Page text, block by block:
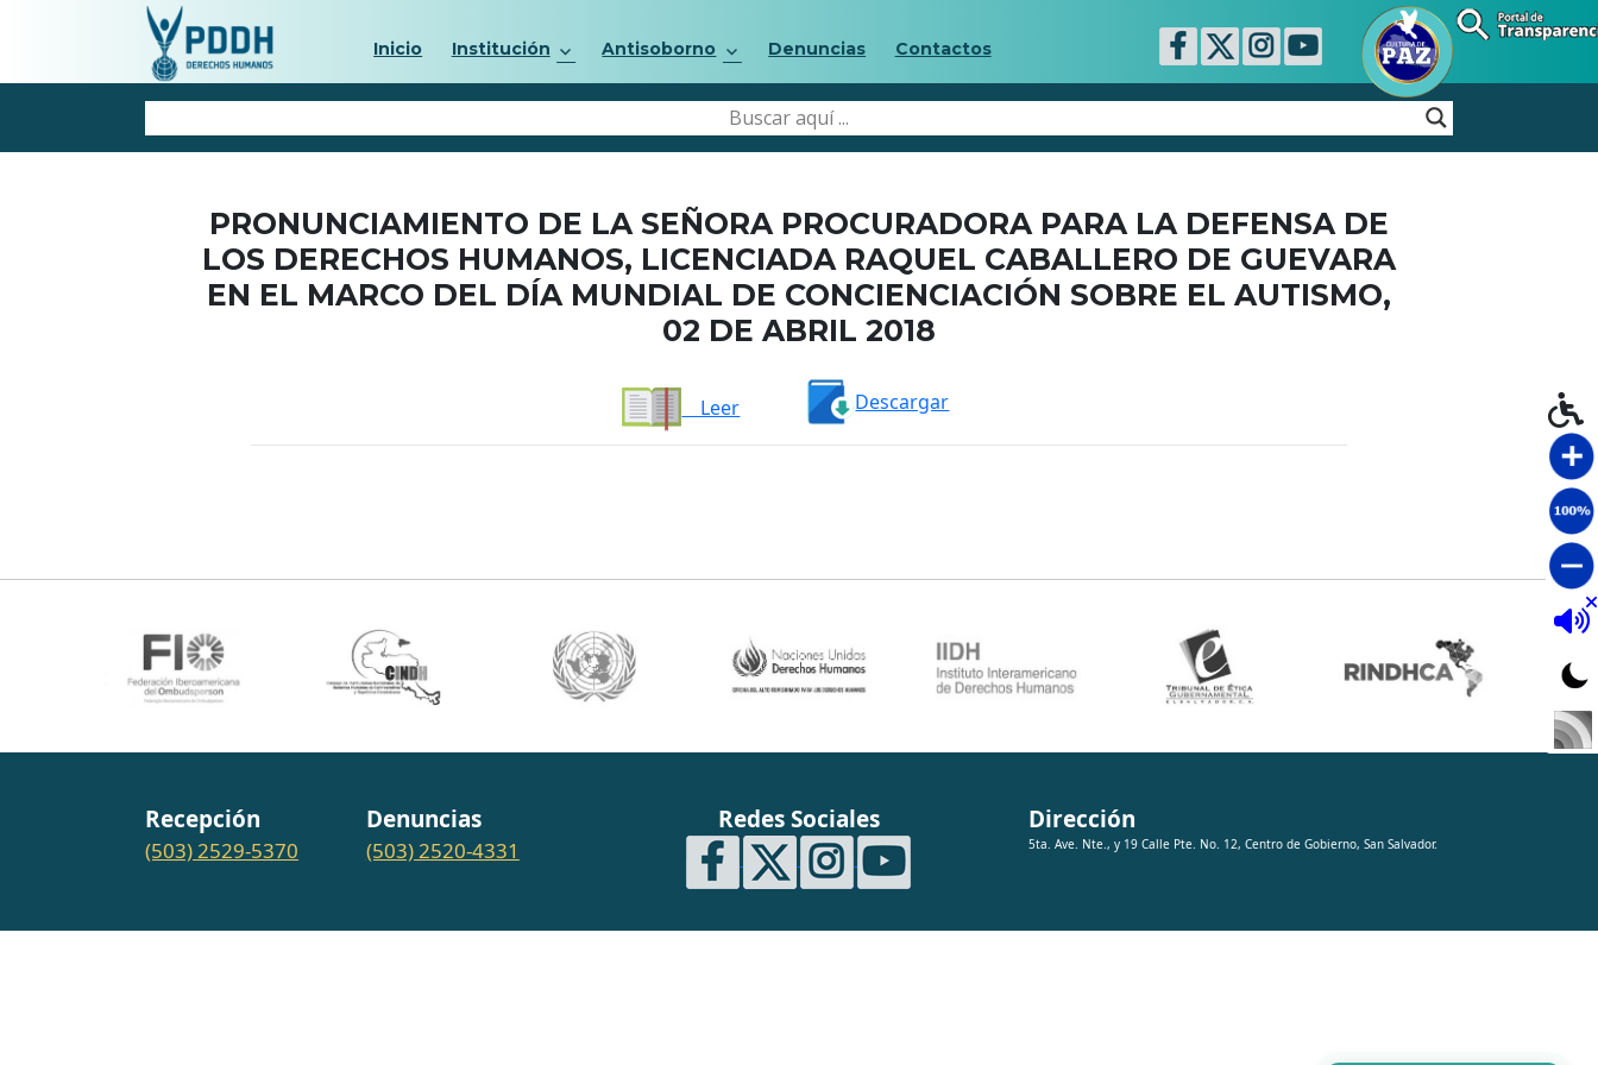
Inicio Institución Antisoborno Denuncias Contactos
PRONUNCIAMIENTO DE LA SEÑORA PROCURADORA PARA LA DEFENSA DE
LOS DERECHOS HUMANOS, LICENCIADA RAQUEL CABALLERO DE GUEVARA
EN EL MARCO DEL DÍA MUNDIAL DE CONCIENCIACIÓN SOBRE EL AUTISMO,
02 DE ABRIL 2018
Leer Descargar
Recepción
(503) 2529-5370
Denuncias
(503) 2520-4331
Redes Sociales Dirección
5ta. Ave. Nte., y 19 Calle Pte. No. 12, Centro de Gobierno, San Salvador.